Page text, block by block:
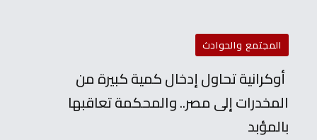
المجتمع والحوادث
أوكرانية تحاول إدخال كمية كبيرة من
المخدرات إلى مصر.. والمحكمة تعاقبها
بالمؤبد